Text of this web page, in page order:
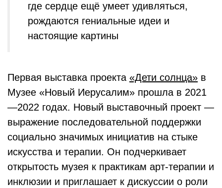
где сердце ещё умеет удивляться,
рождаются гениальные идеи и
настоящие картины
Первая выставка проекта «Дети солнца» в
Музее «Новый Иерусалим» прошла в 2021
—2022 годах. Новый выставочный проект —
выражение последовательной поддержки
социально значимых инициатив на стыке
искусства и терапии. Он подчеркивает
открытость музея к практикам арт-терапии и
инклюзии и приглашает к дискуссии о роли